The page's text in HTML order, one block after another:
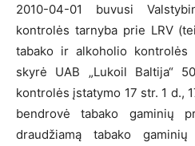
2010-04-01 buvusi
kontrolės tarnyba prie LRV
tabako ir alkoholio kontrolės
skyrė UAB „Lukoil Baltija“
kontrolės įstatymo 17 str. 1 d.,
bendrovė tabako gaminių
draudžiamą tabako